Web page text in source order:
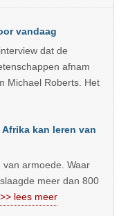
vandaag
dat de
afnam
Michael Roberts. Het
Afrika kan leren van
armoede. Waar
meer dan 800
lees meer